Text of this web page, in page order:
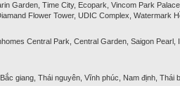
Garden, Time City, Ecopark, Vincom Park
Flower Tower, UDIC Complex,
Central Park, Central Garden, Saigon
giang, Thái nguyên, Vĩnh phúc, Nam định,